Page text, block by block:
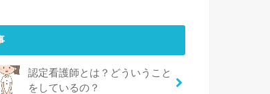
認定看護師とは？どういうこと
をしているの？